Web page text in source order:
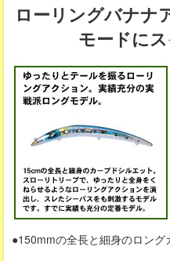
ローリングバナナ
モードに
●150mmの全長と細身のロング